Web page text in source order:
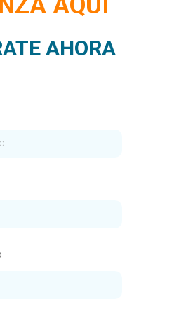
AHORA